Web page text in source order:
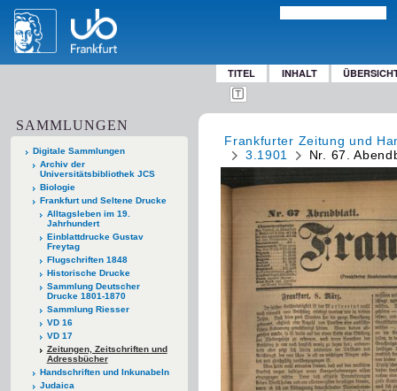
TITEL INHALT
SAMMLUNGEN
Digitale Sammlungen
Archiv der
Universitätsbibliothek JCS
Biologie
Frankfurt und Seltene Drucke
Alltagsleben im 19.
Jahrhundert
Einblattdrucke Gustav
Freytag
Flugschriften 1848
Historische Drucke
Sammlung Deutscher
Drucke 1801-1870
Sammlung Riesser
VD 16
VD 17
Zeitungen, Zeitschriften und
Adressbücher
Handschriften und Inkunabeln
Judaica
Frankfurter Zeitung und
3.1901
Nr. 67.